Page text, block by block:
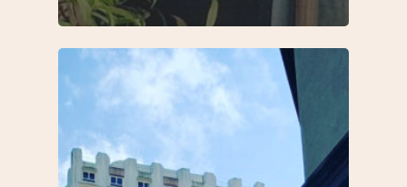
S’informer
Au quotidien
Commerces
Se régaler
Bars et cafés
Se bouger